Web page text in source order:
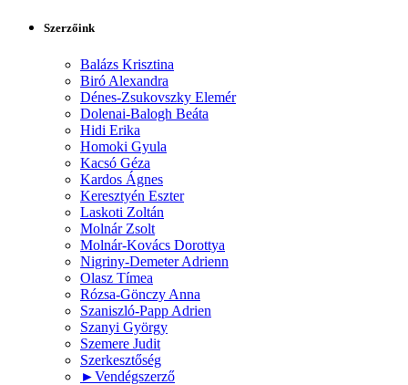
Szerzőink
Balázs Krisztina
Biró Alexandra
Dénes-Zsukovszky Elemér
Dolenai-Balogh Beáta
Hidi Erika
Homoki Gyula
Kacsó Géza
Kardos Ágnes
Keresztyén Eszter
Laskoti Zoltán
Molnár Zsolt
Molnár-Kovács Dorottya
Nigriny-Demeter Adrienn
Olasz Tímea
Rózsa-Gönczy Anna
Szaniszló-Papp Adrien
Szanyi György
Szemere Judit
Szerkesztőség
►Vendégszerző